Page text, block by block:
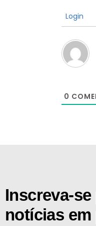
Login
0
Inscreva-
notícias